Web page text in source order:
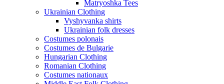
Matryoshka Tees
Ukrainian Clothing
Vyshyvanka shirts
Ukrainian folk dresses
Costumes polonais
Costumes de Bulgarie
Hungarian Clothing
Romanian Clothing
Costumes nationaux